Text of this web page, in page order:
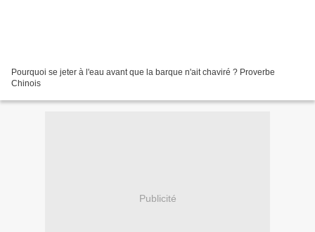
Pourquoi se jeter à l'eau avant que la barque n'ait chaviré ? Proverbe
Chinois
Publicité